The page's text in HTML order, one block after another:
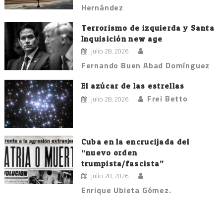
Hernández
Terrorismo de izquierda y Santa
Inquisición new age
julio 28, 2026
Fernando Buen Abad Domínguez
El azúcar de las estrellas
julio 28, 2026 Frei Betto
Cuba en la encrucijada del
“nuevo orden
trumpista/fascista”
julio 28, 2026
Enrique Ubieta Gómez.